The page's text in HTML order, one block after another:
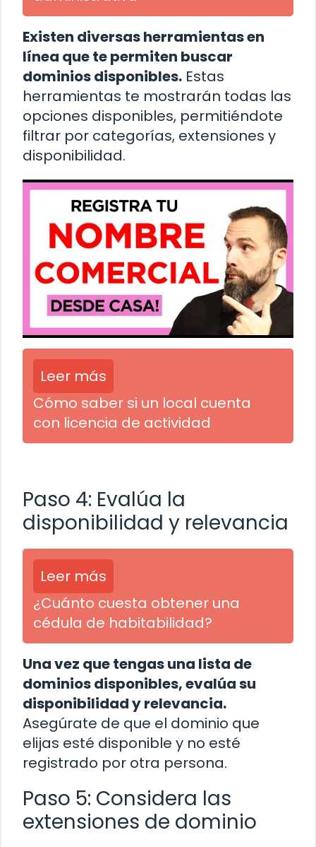
Existen diversas herramientas en
línea que te permiten buscar
dominios disponibles. Estas
herramientas te mostrarán todas las
opciones disponibles, permitiéndote
filtrar por categorías, extensiones y
disponibilidad.
Leer más
Cómo saber si un local cuenta
con licencia de actividad
Paso 4: Evalúa la
disponibilidad y relevancia
Leer más
¿Cuánto cuesta obtener una
cédula de habitabilidad?
Una vez que tengas una lista de
dominios disponibles, evalúa su
disponibilidad y relevancia.
Asegúrate de que el dominio que
elijas esté disponible y no esté
registrado por otra persona.
Paso 5: Considera las
extensiones de dominio